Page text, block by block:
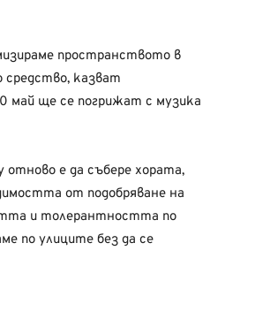
пространството в
средство, казват
май ще се погрижат с музика
е да събере хората,
от подобряване на
и толерантността по
по улиците без да се